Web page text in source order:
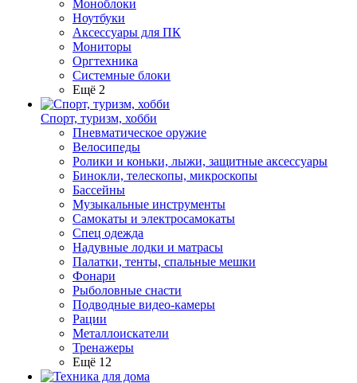
Моноблоки
Ноутбуки
Аксессуары для ПК
Мониторы
Оргтехника
Системные блоки
Ещё 2
Спорт, туризм, хобби
Пневматическое оружие
Велосипеды
Ролики и коньки, лыжи, защитные аксессуары
Бинокли, телескопы, микроскопы
Бассейны
Музыкальные инструменты
Самокаты и электросамокаты
Спец одежда
Надувные лодки и матрасы
Палатки, тенты, спальные мешки
Фонари
Рыболовные снасти
Подводные видео-камеры
Рации
Металлоискатели
Тренажеры
Ещё 12